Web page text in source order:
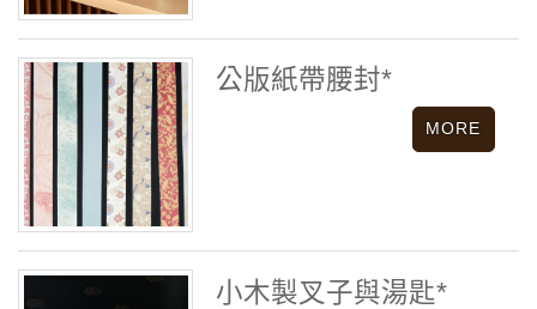
公版紙帶腰封*
小木製叉子與湯匙*